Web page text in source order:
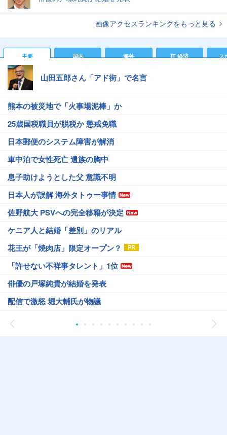
画像アクセスランキングをもっと見る
主要 国内 海外 IT 経済 ス
山田五郎さん「アド街」で名言
熊本の被災地で「火事場泥棒」か
25歳国税職員が脱税か 懲戒免職
日本郵便のシステム障害が解消
車中泊で女性死亡 遺族の胸中
息子助けようとした父 意識不明
日本人が誤解 海外タトゥー事情
佐野航大 PSVへの完全移籍が決定
ケニア人と結婚「差別」のリアル
花王が「焼肉店」限定オープン？
「許せない不祥事タレント」1位
俳優の戸塚純貴が結婚を発表
配信で激怒 堀大輔氏が物議